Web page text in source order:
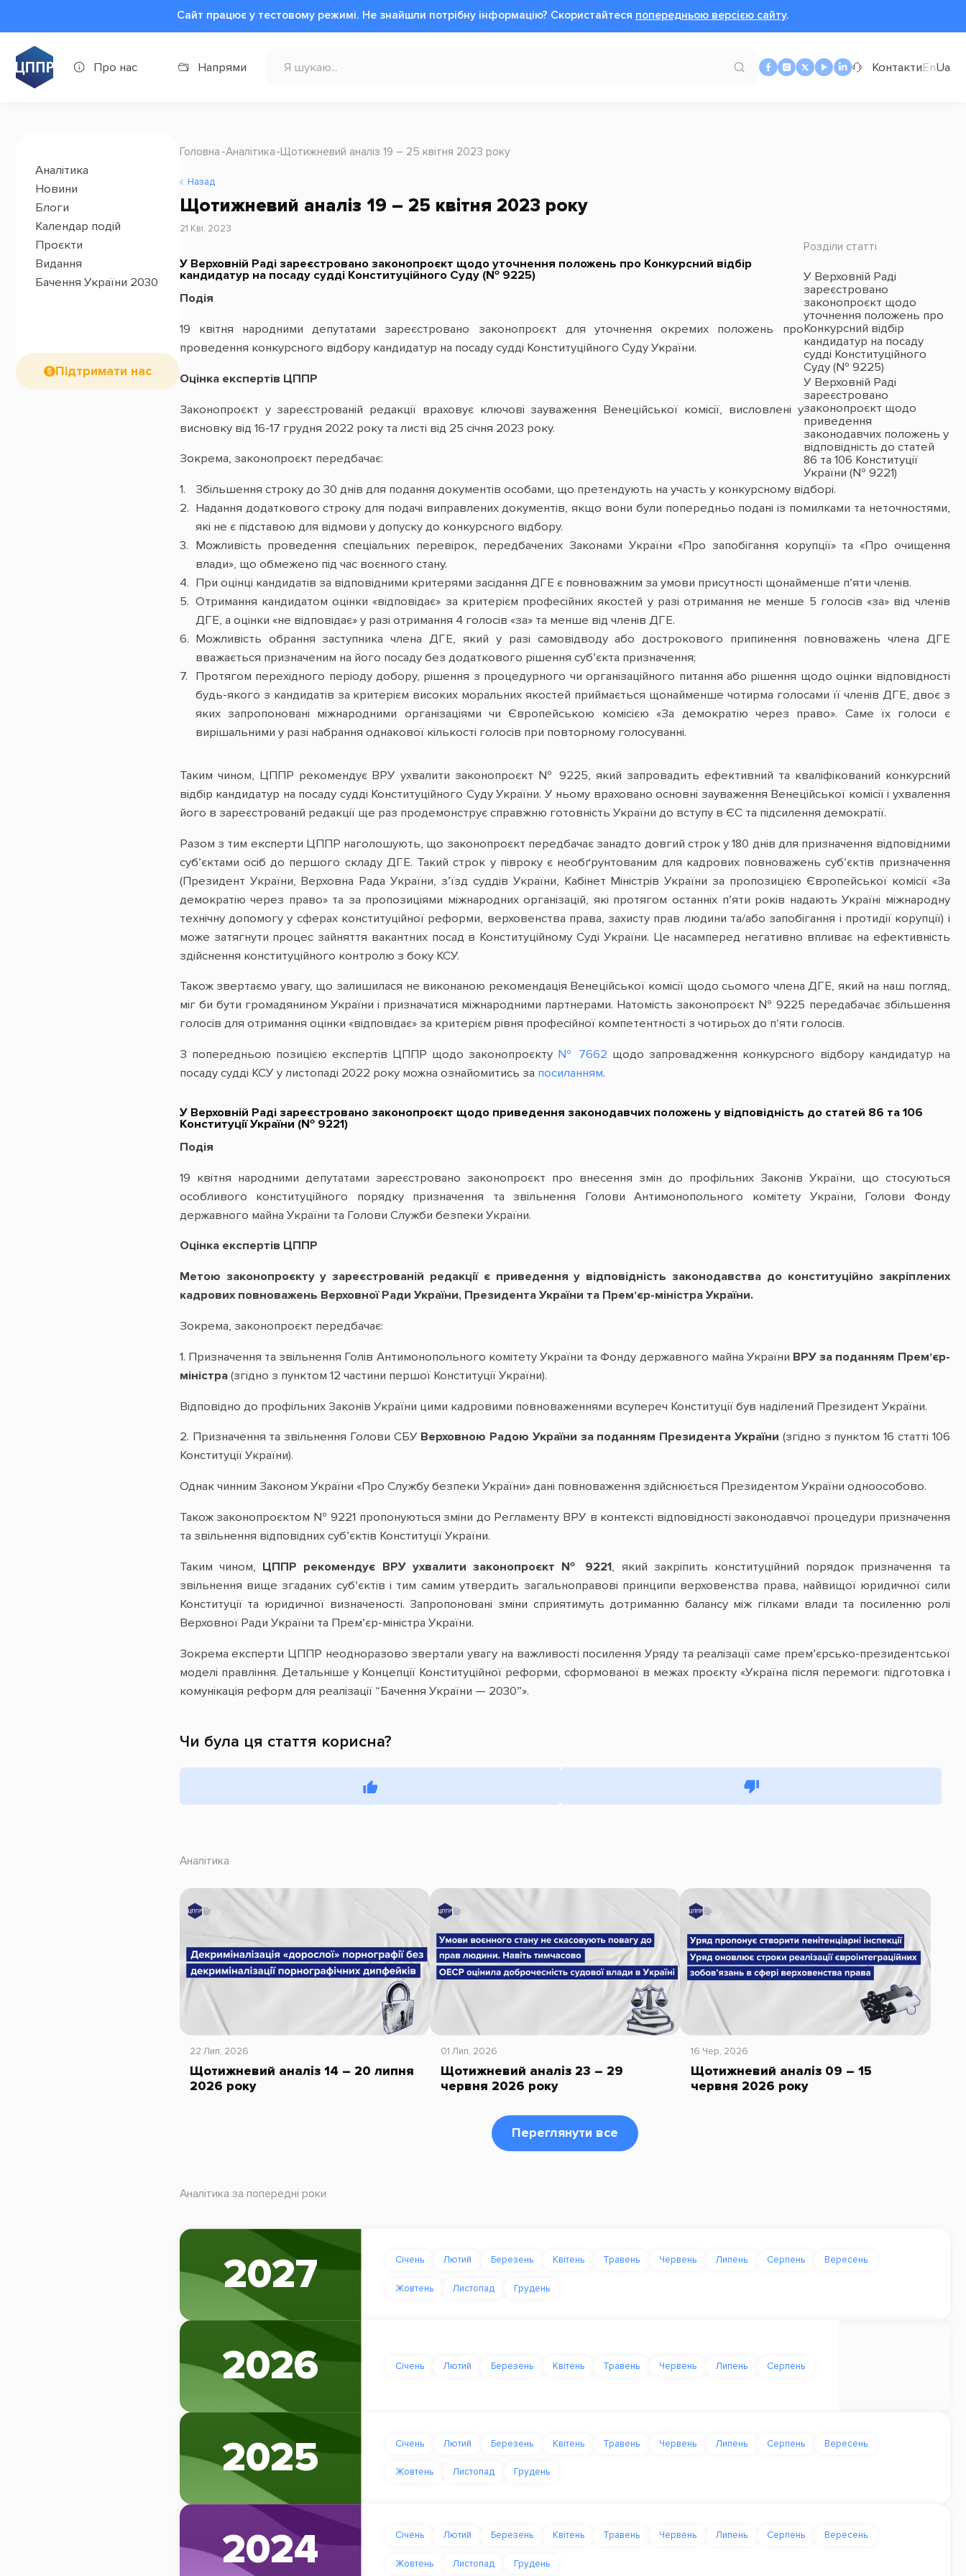
Сайт працює у тестовому режимі. Не знайшли потрібну інформацію? Cкористайтеся попередньою версією сайту.
Про нас Напрями КонтактиEnUa
Аналітика
Новини
Блоги
Календар подій
Проєкти
Видання
Бачення України 2030
Підтримати нас
Головна Аналітика Щотижневий аналіз 19 – 25 квітня 2023 року
Назад
Щотижневий аналіз 19 – 25 квітня 2023 року
21 Кві, 2023
Розділи статті
У Верховній Раді
зареєстровано
законопроєкт щодо
уточнення положень про
Конкурсний відбір
кандидатур на посаду
судді Конституційного
Суду (№ 9225)
У Верховній Раді
зареєстровано
законопроєкт щодо
приведення
законодавчих положень у
відповідність до статей
86 та 106 Конституції
України (№ 9221)
У Верховній Раді зареєстровано законопроєкт щодо уточнення положень про Конкурсний відбір
кандидатур на посаду судді Конституційного Суду (№ 9225)
Подія
19 квітня народними депутатами зареєстровано законопроєкт для уточнення окремих положень про
проведення конкурсного відбору кандидатур на посаду судді Конституційного Суду України.
Оцінка експертів ЦППР
Законопроєкт у зареєстрованій редакції враховує ключові зауваження Венеційської комісії, висловлені у
висновку від 16-17 грудня 2022 року та листі від 25 січня 2023 року.
Зокрема, законопроєкт передбачає:
Збільшення строку до 30 днів для подання документів особами, що претендують на участь у конкурсному відборі.
Надання додаткового строку для подачі виправлених документів, якщо вони були попередньо подані із помилками та неточностями,
які не є підставою для відмови у допуску до конкурсного відбору.
Можливість проведення спеціальних перевірок, передбачених Законами України «Про запобігання корупції» та «Про очищення
влади», що обмежено під час воєнного стану.
При оцінці кандидатів за відповідними критерями засідання ДГЕ є повноважним за умови присутності щонайменше пʼяти членів.
Отримання кандидатом оцінки «відповідає» за критерієм професійних якостей у разі отримання не менше 5 голосів «за» від членів
ДГЕ, а оцінки «не відповідає» у разі отримання 4 голосів «за» та менше від членів ДГЕ.
Можливість обрання заступника члена ДГЕ, який у разі самовідводу або дострокового припинення повноважень члена ДГЕ
вважається призначеним на його посаду без додаткового рішення субʼєкта призначення;
Протягом перехідного періоду добору, рішення з процедурного чи організаційного питання або рішення щодо оцінки відповідності
будь-якого з кандидатів за критерієм високих моральних якостей приймається щонайменше чотирма голосами її членів ДГЕ, двоє з
яких запропоновані міжнародними організаціями чи Європейською комісією «За демократію через право». Саме їх голоси є
вирішальними у разі набрання однакової кількості голосів при повторному голосуванні.
Таким чином, ЦППР рекомендує ВРУ ухвалити законопроєкт № 9225, який запровадить ефективний та кваліфікований конкурсний
відбір кандидатур на посаду судді Конституційного Суду України. У ньому враховано основні зауваження Венеційської комісії і ухвалення
його в зареєстрованій редакції ще раз продемонструє справжню готовність України до вступу в ЄС та підсилення демократії.
Разом з тим експерти ЦППР наголошують, що законопроєкт передбачає занадто довгий строк у 180 днів для призначення відповідними
субʼєктами осіб до першого складу ДГЕ. Такий строк у півроку є необґрунтованим для кадрових повноважень суб‘єктів призначення
(Президент України, Верховна Рада України, з’їзд суддів України, Кабінет Міністрів України за пропозицією Європейської комісії «За
демократію через право» та за пропозиціями міжнародних організацій, які протягом останніх п’яти років надають Україні міжнародну
технічну допомогу у сферах конституційної реформи, верховенства права, захисту прав людини та/або запобігання і протидії корупції) і
може затягнути процес зайняття вакантних посад в Конституційному Суді України. Це насамперед негативно впливає на ефективність
здійснення конституційного контролю з боку КСУ.
Також звертаємо увагу, що залишилася не виконаною рекомендація Венеційської комісії щодо сьомого члена ДГЕ, який на наш погляд,
міг би бути громадянином України і призначатися міжнародними партнерами. Натомість законопроєкт № 9225 передабачає збільшення
голосів для отримання оцінки «відповідає» за критерієм рівня професійної компетентності з чотирьох до п‘яти голосів.
З попередньою позицією експертів ЦППР щодо законопроєкту № 7662 щодо запровадження конкурсного відбору кандидатур на
посаду судді КСУ у листопаді 2022 року можна ознайомитись за посиланням.
У Верховній Раді зареєстровано законопроєкт щодо приведення законодавчих положень у відповідність до статей 86 та 106
Конституції України (№ 9221)
Подія
19 квітня народними депутатами зареєстровано законопроєкт про внесення змін до профільних Законів України, що стосуються
особливого конституційного порядку призначення та звільнення Голови Антимонопольного комітету України, Голови Фонду
державного майна України та Голови Служби безпеки України.
Оцінка експертів ЦППР
Метою законопроєкту у зареєстрованій редакції є приведення у відповідність законодавства до конституційно закріплених
кадрових повноважень Верховної Ради України, Президента України та Премʼєр-міністра України.
Зокрема, законопроєкт передбачає:
1. Призначення та звільнення Голів Антимонопольного комітету України та Фонду державного майна України ВРУ за поданням Премʼєр-
міністра(згідно з пунктом 12 частини першої Конституції України).
Відповідно до профільних Законів України цими кадровими повноваженнями всупереч Конституції був наділений Президент України.
2. Призначення та звільнення Голови СБУ Верховною Радою України за поданням Президента України (згідно з пунктом 16 статті 106
Конституції України).
Однак чинним Законом України «Про Службу безпеки України» дані повноваження здійснюється Президентом України одноособово.
Також законопроєктом № 9221 пропонуються зміни до Регламенту ВРУ в контексті відповідності законодавчої процедури призначення
та звільнення відповідних субʼєктів Конституції України.
Таким чином, ЦППР рекомендує ВРУ ухвалити законопроєкт № 9221, який закріпить конституційний порядок призначення та
звільнення вище згаданих субʼєктів і тим самим утвердить загальноправові принципи верховенства права, найвищої юридичної сили
Конституції та юридичної визначеності. Запропоновані зміни сприятимуть дотриманню балансу між гілками влади та посиленню ролі
Верховної Ради України та Премʼєр-міністра України.
Зокрема експерти ЦППР неодноразово звертали увагу на важливості посилення Уряду та реалізації саме премʼєрсько-президентської
моделі правління. Детальніше у Концепції Конституційної реформи, сформованої в межах проєкту «Україна після перемоги: підготовка і
комунікація реформ для реалізації “Бачення України — 2030”».
Чи була ця стаття корисна?
Аналітика
22 Лип, 2026
Щотижневий аналіз 14 – 20 липня
2026 року
01 Лип, 2026
Щотижневий аналіз 23 – 29
червня 2026 року
16 Чер, 2026
Щотижневий аналіз 09 – 15
червня 2026 року
Переглянути все
Аналітика за попередні роки
2027 Січень Лютий Березень Квітень Травень Червень Липень Серпень Вересень
Жовтень Листопад Грудень
2026 Січень Лютий Березень Квітень Травень Червень Липень Серпень
2025 Січень Лютий Березень Квітень Травень Червень Липень Серпень Вересень
Жовтень Листопад Грудень
2024 Січень Лютий Березень Квітень Травень Червень Липень Серпень Вересень
Жовтень Листопад Грудень